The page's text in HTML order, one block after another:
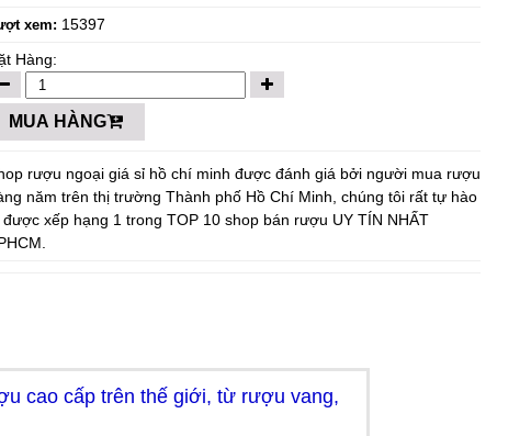
xem: 15397
Hàng:
MUA HÀNG
rượu ngoại giá sỉ hồ chí minh được đánh giá bởi người mua rượu
năm trên thị trường Thành phố Hồ Chí Minh, chúng tôi rất tự hào
xếp hạng 1 trong TOP 10 shop bán rượu UY TÍN NHẤT
cao cấp trên thế giới, từ rượu vang,